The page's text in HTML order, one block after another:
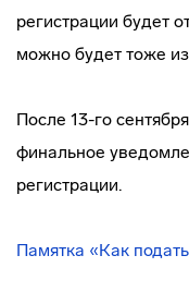
регистрации будет
можно будет тоже
После 13-го
финальное
регистрации.
Памятка «Как